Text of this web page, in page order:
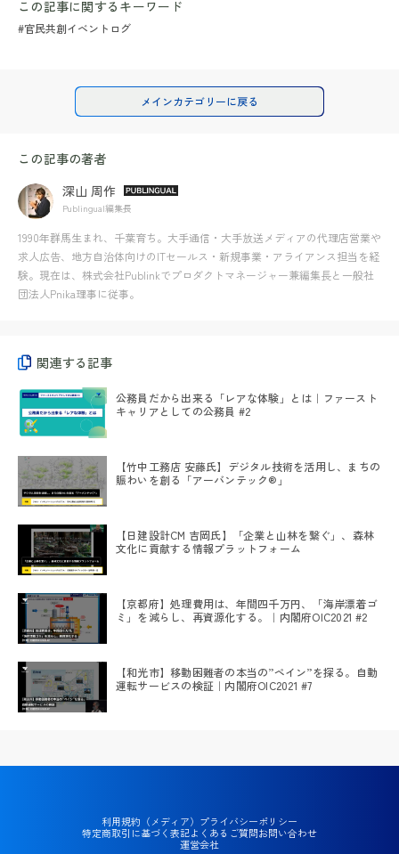
この記事に関するキーワード
#官民共創イベントログ
メインカテゴリーに戻る
この記事の著者
深山 周作
Publingual編集長
1990年群馬生まれ、千葉育ち。大手通信・大手放送メディアの代理店営業や
求人広告、地方自治体向けのITセールス・新規事業・アライアンス担当を経
験。現在は、株式会社Publinkでプロダクトマネージャー兼編集長と一般社
団法人Pnika理事に従事。
関連する記事
公務員だから出来る「レアな体験」とは｜ファースト
キャリアとしての公務員 #2
【竹中工務店 安藤氏】デジタル技術を活用し、まちの
賑わいを創る「アーバンテック®」
【日建設計CM 吉岡氏】「企業と山林を繋ぐ」、森林
文化に貢献する情報プラットフォーム
【京都府】処理費用は、年間四千万円、「海岸漂着ゴ
ミ」を減らし、再資源化する。｜内閣府OIC2021 #2
【和光市】移動困難者の本当の”ペイン”を探る。自動
運転サービスの検証｜内閣府OIC2021 #7
利用規約（メディア） プライバシーポリシー
特定商取引に基づく表記よくあるご質問お問い合わせ
運営会社